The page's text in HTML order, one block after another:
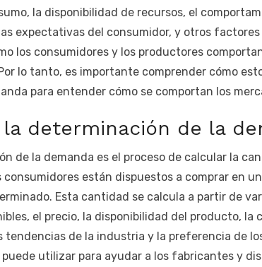
la disponibilidad de recursos, el
expectativas del consumidor, y otros
los consumidores y los productores
lo tanto, es importante comprender cómo
para entender cómo se comportan los
la determinación de la
de la demanda es el proceso de calcular la
consumidores están dispuestos a comprar en
Esta cantidad se calcula a partir de
el precio, la disponibilidad del producto, la
tendencias de la industria y la preferencia de
utilizar para ayudar a los fabricantes y